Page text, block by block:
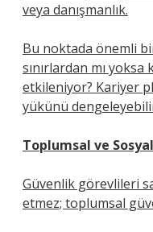
veya danışmanlık.
Bu noktada önemli
sınırlardan mı
etkileniyor? Kariyer
yükünü
Toplumsal ve
Güvenlik görevlileri
etmez; toplumsal